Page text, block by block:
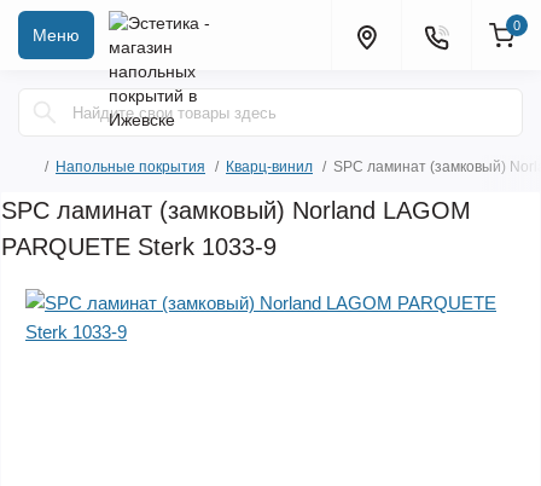
Меню 0
Напольные покрытия Кварц-винил SPC ламинат (замковый)
SPC ламинат (замковый) Norland LAGOM
PARQUETE Sterk 1033-9